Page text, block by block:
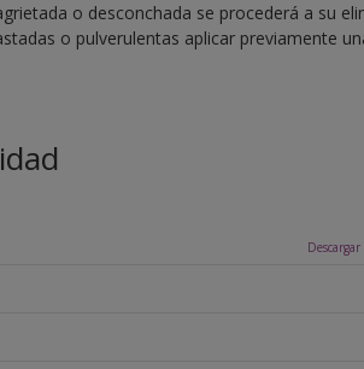
o desconchada se procederá a su
o pulverulentas aplicar previamente